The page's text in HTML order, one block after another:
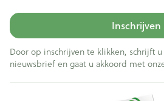
Inschrijven
Door op inschrijven te klikken, schrijft u
nieuwsbrief en gaat u akkoord met